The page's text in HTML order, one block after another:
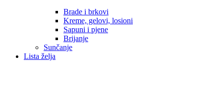
Brade i brkovi
Kreme, gelovi, losioni
Sapuni i pjene
Brijanje
Sunčanje
Lista želja